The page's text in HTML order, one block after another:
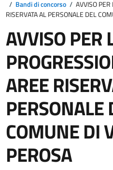
/ Bandi di concorso / AVVISO PER
RISERVATA AL PERSONALE DEL
AVVISO PER
AREE
PERSONALE
COMUNE DI
PEROSA